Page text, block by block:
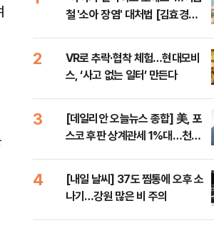
철 '소아 장염' 대처법 [김효경의
2
VR로 추락·협착 체험…현대모비
스, ‘사고 없는 일터’ 만든다
3
[데일리안 오늘뉴스 종합] 美, 포
스코 후판 상계관세 1%대…천하
4
[내일 날씨] 37도 찜통에 오후 소
나기…강원 많은 비 주의